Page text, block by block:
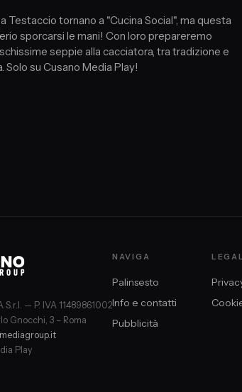
Testaccio tornano a "Cucina Social", ma questa
sporcarsi le mani! Con loro prepareremo
seppie alla cacciatora, tra tradizione e
Solo su Cusano Media Play!
S.r.l. — P. IVA 11489861002
Gnocchi, 3 – Roma
Play
NAVIGA
Palinsesto
Info e contatti
Pubblicità